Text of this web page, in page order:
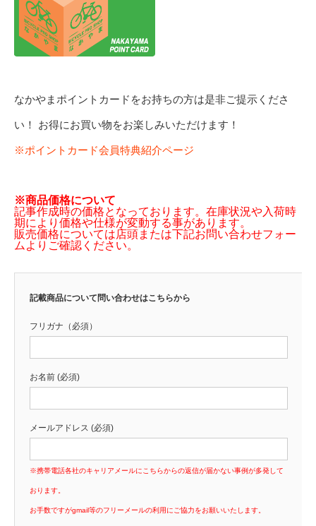
なかやまポイントカードをお持ちの方は是非ご提示くださ
い！ お得にお買い物をお楽しみいただけます！
※ポイントカード会員特典紹介ページ
※商品価格について
記事作成時の価格となっております。在庫状況や入荷時
期により価格や仕様が変動する事があります。
販売価格については店頭または下記お問い合わせフォー
ムよりご確認ください。
記載商品について問い合わせはこちらから
フリガナ（必須）
お名前 (必須)
メールアドレス (必須)
※携帯電話各社のキャリアメールにこちらからの返信が届かない事例が多発して
おります。
お手数ですがgmail等のフリーメールの利用にご協力をお願いいたします。